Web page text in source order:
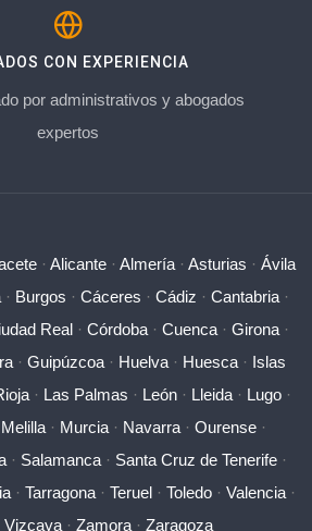
CON EXPERIENCIA
por administrativos y abogados
expertos
· Alicante · Almería · Asturias · Ávila
· Burgos · Cáceres · Cádiz · Cantabria ·
Real· Córdoba· Cuenca· Girona·
· Guipúzcoa · Huelva · Huesca · Islas
· Las Palmas · León · Lleida · Lugo ·
Melilla· Murcia· Navarra· Ourense·
· Salamanca · Santa Cruz de Tenerife ·
· Tarragona · Teruel · Toledo · Valencia ·
Vizcaya · Zamora · Zaragoza